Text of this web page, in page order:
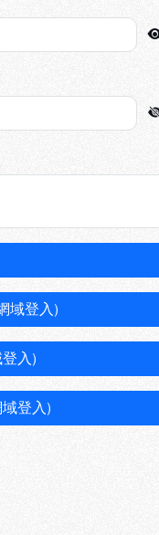
域登入)
入)
登入)